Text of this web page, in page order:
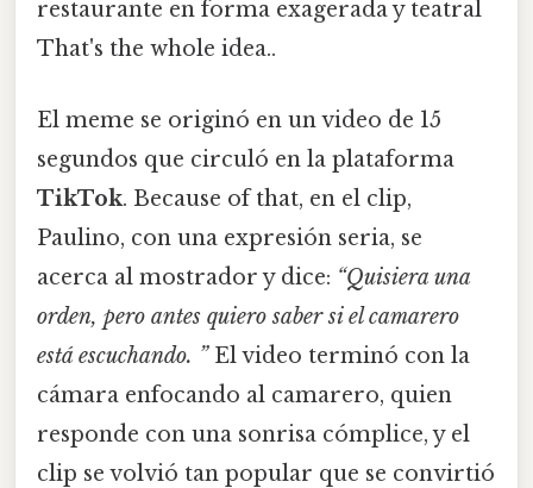
restaurante en forma exagerada y teatral
That's the whole idea..
El meme se originó en un video de 15
segundos que circuló en la plataforma
TikTok. Because of that, en el clip,
Paulino, con una expresión seria, se
acerca al mostrador y dice: “Quisiera una
orden, pero antes quiero saber si el camarero
está escuchando. ”El video terminó con la
cámara enfocando al camarero, quien
responde con una sonrisa cómplice, y el
clip se volvió tan popular que se convirtió